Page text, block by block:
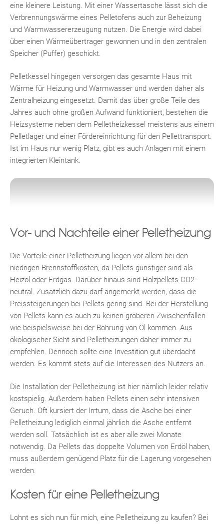
eine kleinere Leistung. Mit einer Wassertasche lässt sich die
Verbrennungswärme eines Pelletofens auch zur Beheizung
und Warmwassererzeugung nutzen. Die Energie wird dabei
über einen Wärmeübertrager gewonnen und in den zentralen
Speicher (Puffer) geschickt.
Pelletkessel hingegen versorgen das gesamte Haus mit
Wärme für Heizung und Warmwasser und werden daher als
Zentralheizung eingesetzt. Damit das über große Teile des
Jahres auch ohne großen Aufwand funktioniert, bestehen die
Heizsysteme neben dem Pelletheizkessel meistens aus einem
Pelletlager und einer Fördereinrichtung für den Pellettransport.
Ist im Haus nur wenig Platz, gibt es auch Anlagen mit einem
integrierten Kleintank.
Vor- und Nachteile einer Pelletheizung
Die Vorteile einer Pelletheizung liegen vor allem bei den
niedrigen Brennstoffkosten, da Pellets günstiger sind als
Heizöl oder Erdgas. Darüber hinaus sind Holzpellets CO2-
neutral. Zusätzlich dazu darf angemerkt werden, dass die
Preissteigerungen bei Pellets gering sind. Bei der Herstellung
von Pellets kann es auch zu keinen gröberen Zwischenfällen
wie beispielsweise bei der Bohrung von Öl kommen. Aus
ökologischer Sicht sind Pelletheizungen daher immer zu
empfehlen. Dennoch sollte eine Investition gut überdacht
werden. Es kommt stets auf die Interessen des Nutzers an.
Die Installation der Pelletheizung ist hier nämlich leider relativ
kostspielig. Außerdem haben Pellets einen sehr intensiven
Geruch. Oft kursiert der Irrtum, dass die Asche bei einer
Pelletheizung lediglich einmal jährlich die Asche entfernt
werden soll. Tatsächlich ist es aber alle zwei Monate
notwendig. Da Pellets das doppelte Volumen von Erdöl haben,
muss außerdem genügend Platz für die Lagerung vorgesehen
werden.
Kosten für eine Pelletheizung
Lohnt es sich nun für mich, eine Pelletheizung zu kaufen? Bei